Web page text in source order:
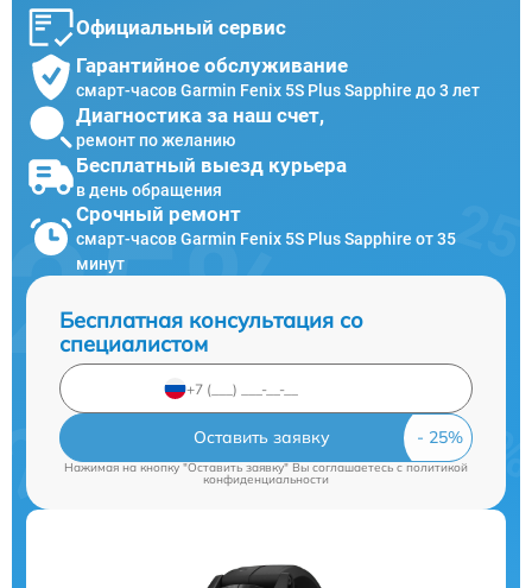
Официальный сервис
Гарантийное обслуживание
смарт-часов Garmin Fenix 5S Plus Sapphire до 3 лет
Диагностика за наш счет,
ремонт по желанию
Бесплатный выезд курьера
в день обращения
Срочный ремонт
смарт-часов Garmin Fenix 5S Plus Sapphire от 35
минут
Бесплатная консультация со
специалистом
Оставить заявку
Нажимая на кнопку "Оставить заявку" Вы соглашаетесь cполитикой
конфиденциальности